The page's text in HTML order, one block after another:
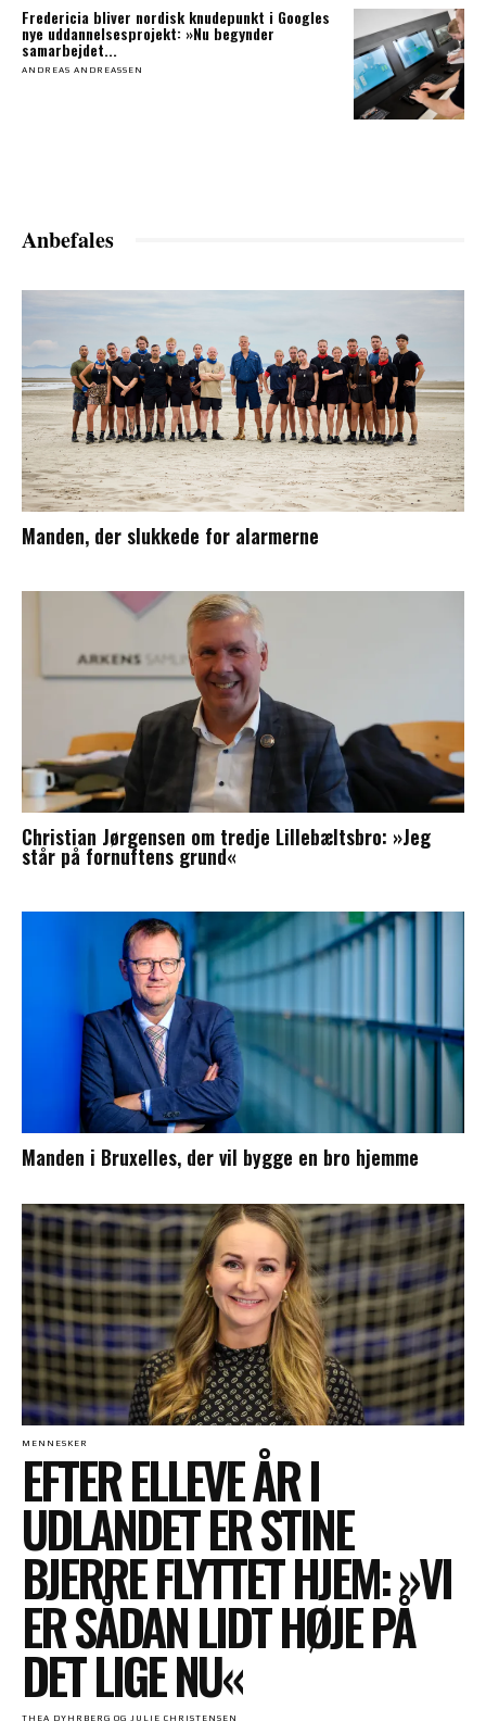
Fredericia bliver nordisk knudepunkt i Googles
nye uddannelsesprojekt: »Nu begynder
samarbejdet...
ANDREAS ANDREASSEN
Anbefales
Manden, der slukkede for alarmerne
Christian Jørgensen om tredje Lillebæltsbro: »Jeg
står på fornuftens grund«
Manden i Bruxelles, der vil bygge en bro hjemme
MENNESKER
EFTER ELLEVE ÅR I
UDLANDET ER STINE
BJERRE FLYTTET HJEM: »VI
ER SÅDAN LIDT HØJE PÅ
DET LIGE NU«
THEA DYHRBERG OG JULIE CHRISTENSEN